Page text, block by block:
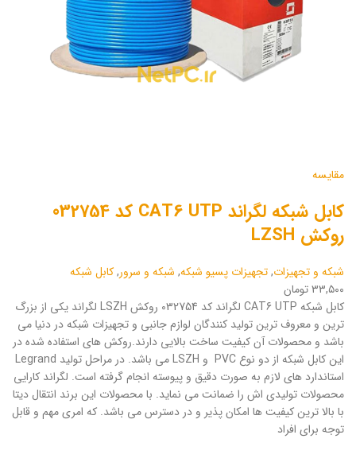
مقایسه
کابل شبکه لگراند CAT6 UTP کد 032754
روکش LZSH
شبکه و تجهیزات,تجهیزات پسیو شبکه, شبکه و سرور,کابل شبکه
۳۳,۵۰۰ تومان
کابل شبکه CAT6 UTP لگراند کد 032754 روکش LSZH لگراند یکی از بزرگ
ترین و معروف ترین تولید کنندگان لوازم جانبی و تجهیزات شبکه در دنیا می
باشد و محصولات آن کیفیت ساخت بالایی دارند.روکش های استفاده شده در
این کابل شبکه از دو نوع PVC و LSZH می باشد. در مراحل تولید Legrand
استاندارد های لازم به صورت دقیق و پیوسته انجام گرفته است. لگراند کارایی
محصولات تولیدی اش را ضمانت می نماید. با محصولات این برند انتقال دیتا
با بالا ترین کیفیت ها امکان پذیر و در دسترس می باشد. که امری مهم و قابل
توجه برای افراد